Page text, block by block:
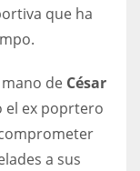
que ha
de César
el ex poprtero
a sus